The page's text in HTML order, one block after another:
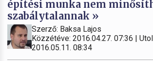
építési munka nem
szabálytalannak »
Szerző: Baksa Lajos
Közzétéve: 2016.04.27. 07:36 |
2016.05.11. 08:34